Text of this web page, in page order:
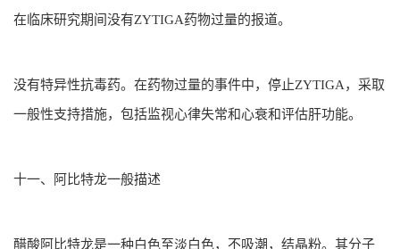
在临床研究期间没有ZYTIGA药物过量的报道。
没有特异性抗毒药。在药物过量的事件中，停止ZYTIGA，采取
一般性支持措施，包括监视心律失常和心衰和评估肝功能。
十一、阿比特龙一般描述
醋酸阿比特龙是一种白色至淡白色，不吸潮，结晶粉。其分子